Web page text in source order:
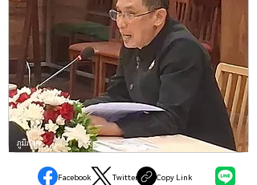
ภูมิภาค
Facebook Twitter Copy Link